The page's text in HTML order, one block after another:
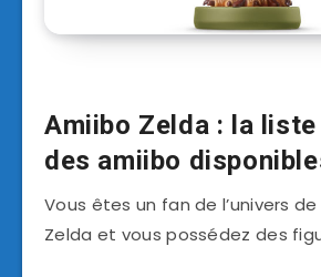
Amiibo Zelda : la
des amiibo
Vous êtes un fan de l’univers
Zelda et vous possédez des